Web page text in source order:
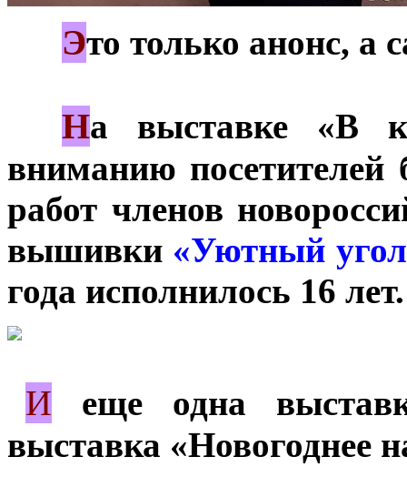
Это только анонс, а
На выставке «В
вниманию посетителей
работ членов
вышивки «Уютный
года исполнилось 16 лет.
И еще одна
выставка «Новогоднее